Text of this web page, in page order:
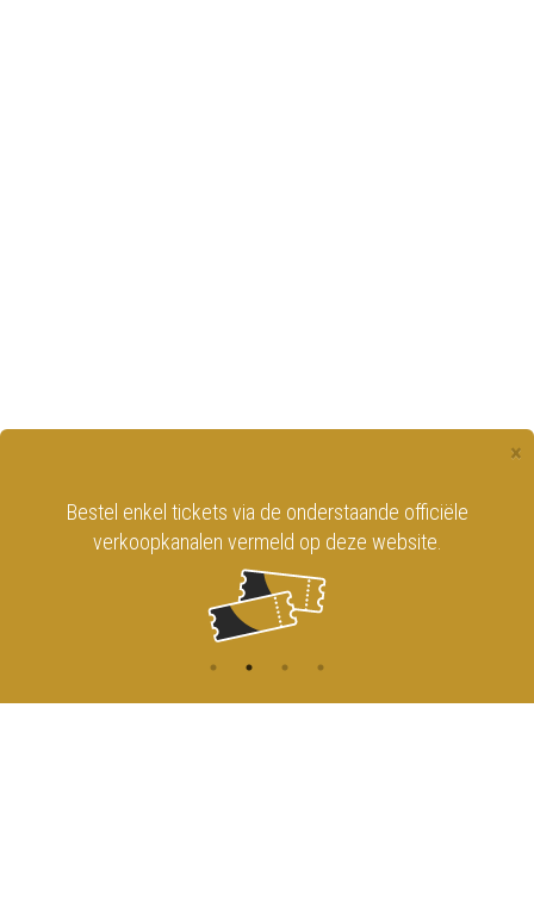
×
Bestel enkel tickets via de onderstaande officiële
verkoopkanalen vermeld op deze website.